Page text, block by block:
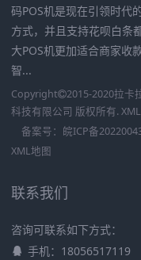
码POS机是现在引领时代
方式，并且支持花呗白条
大POS机更加适合商家收
智...
Copyright 2015-2020拉卡
科技有限公司 版权所有.
备案号： 皖ICP备
XML地图
联系我们
咨询可联系如下方式：
手机：18056517119